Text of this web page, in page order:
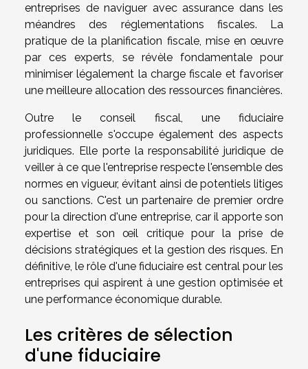
entreprises de naviguer avec assurance dans les
méandres des réglementations fiscales. La
pratique de la planification fiscale, mise en œuvre
par ces experts, se révèle fondamentale pour
minimiser légalement la charge fiscale et favoriser
une meilleure allocation des ressources financières.
Outre le conseil fiscal, une fiduciaire
professionnelle s'occupe également des aspects
juridiques. Elle porte la responsabilité juridique de
veiller à ce que l'entreprise respecte l'ensemble des
normes en vigueur, évitant ainsi de potentiels litiges
ou sanctions. C'est un partenaire de premier ordre
pour la direction d'une entreprise, car il apporte son
expertise et son œil critique pour la prise de
décisions stratégiques et la gestion des risques. En
définitive, le rôle d'une fiduciaire est central pour les
entreprises qui aspirent à une gestion optimisée et
une performance économique durable.
Les critères de sélection
d'une fiduciaire